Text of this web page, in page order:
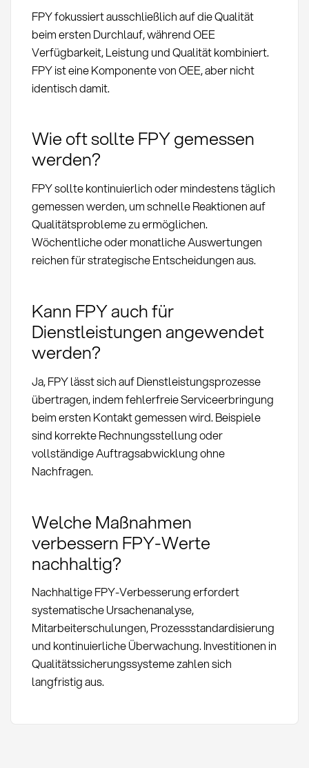
FPY fokussiert ausschließlich auf die Qualität
beim ersten Durchlauf, während OEE
Verfügbarkeit, Leistung und Qualität kombiniert.
FPY ist eine Komponente von OEE, aber nicht
identisch damit.
Wie oft sollte FPY gemessen
werden?
FPY sollte kontinuierlich oder mindestens täglich
gemessen werden, um schnelle Reaktionen auf
Qualitätsprobleme zu ermöglichen.
Wöchentliche oder monatliche Auswertungen
reichen für strategische Entscheidungen aus.
Kann FPY auch für
Dienstleistungen angewendet
werden?
Ja, FPY lässt sich auf Dienstleistungsprozesse
übertragen, indem fehlerfreie Serviceerbringung
beim ersten Kontakt gemessen wird. Beispiele
sind korrekte Rechnungsstellung oder
vollständige Auftragsabwicklung ohne
Nachfragen.
Welche Maßnahmen
verbessern FPY-Werte
nachhaltig?
Nachhaltige FPY-Verbesserung erfordert
systematische Ursachenanalyse,
Mitarbeiterschulungen, Prozessstandardisierung
und kontinuierliche Überwachung. Investitionen in
Qualitätssicherungssysteme zahlen sich
langfristig aus.